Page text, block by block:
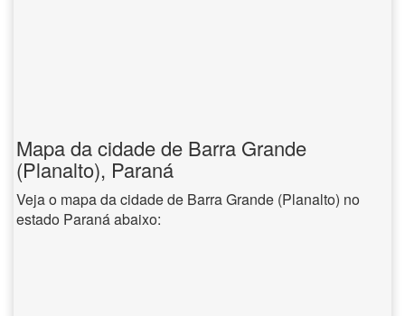
Mapa da cidade de Barra Grande
(Planalto), Paraná
Veja o mapa da cidade de Barra Grande (Planalto) no
estado Paraná abaixo: